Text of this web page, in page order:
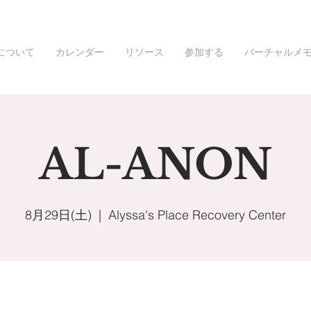
ついて カレンダー リソース 参加する バーチャルメ
AL-ANON
8月29日(土)
  |
Alyssa's Place Recovery Center